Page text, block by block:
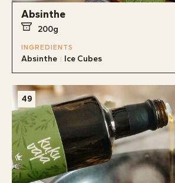
Absinthe
200g
INGREDIENTS
Absinthe Ice Cubes
49